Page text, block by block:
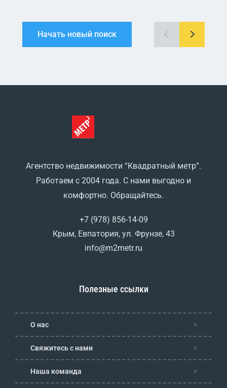
Начать новый поиск
Агентство недвижимости “Квадратный метр”.
Работаем с 2004 года. С нами выгодно и
комфортно. Обращайтесь.
+7 (978) 856-14-09
Крым, Евпатория, ул. Фрунзе, 43
info@m2metr.ru
Полезные ссылки
О нас
Свяжитесь с нами
Наша команда